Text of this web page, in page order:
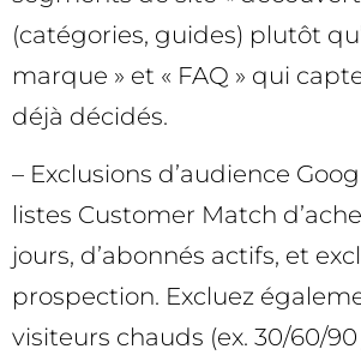
(catégories, guides) plutôt
marque » et « FAQ » qui
déjà décidés.
– Exclusions d’audience
listes Customer Match
jours, d’abonnés actifs, et
prospection. Excluez
visiteurs chauds (ex. 30/60/